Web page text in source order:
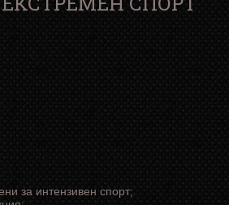
за интензивен спорт;